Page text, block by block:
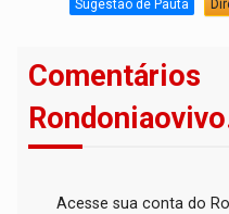
Sugestão de Pauta
Comentários
Acesse sua conta do